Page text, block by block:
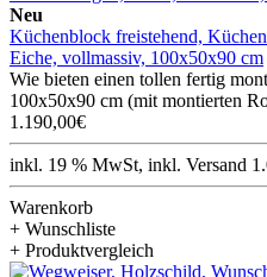
Neu
Küchenblock freistehend,
Eiche, vollmassiv, 100x50x90 cm
Wie bieten einen tollen fertig
100x50x90 cm (mit montierten
1.190,00€
inkl. 19 % MwSt, inkl. Versand
Warenkorb
+ Wunschliste
+ Produktvergleich